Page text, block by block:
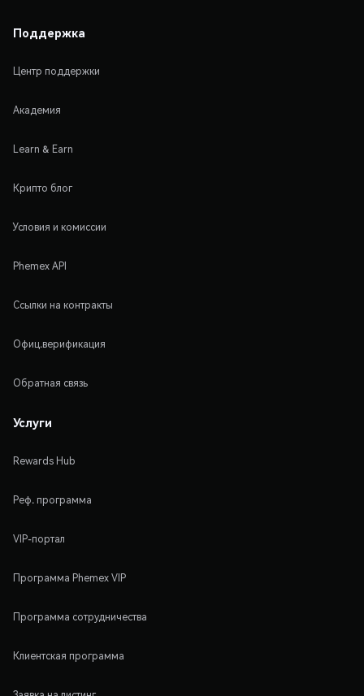
Поддержка
Центр поддержки
Академия
Learn & Earn
Крипто блог
Условия и комиссии
Phemex API
Ссылки на контракты
Офиц.верификация
Обратная связь
Услуги
Rewards Hub
Реф. программа
VIP-портал
Программа Phemex VIP
Программа сотрудничества
Клиентская программа